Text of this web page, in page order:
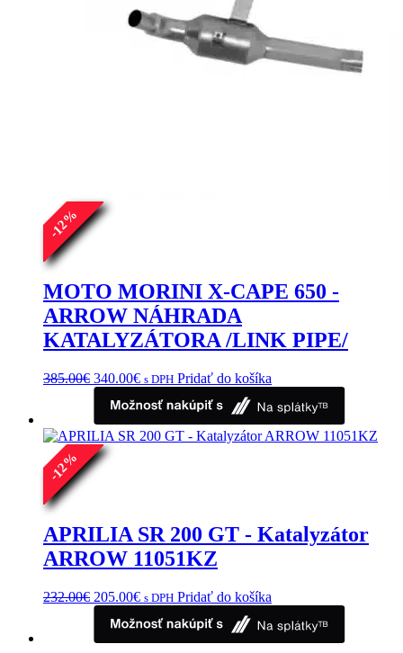
-
12
%
MOTO MORINI X-CAPE 650 -
ARROW NÁHRADA
KATALYZÁTORA /LINK PIPE/
385.00€ Pôvodná
cena
bola:
385.00€.
340.00€Aktuálna
je:
340.00€.
s DPH Pridať do košíka
-
12
%
APRILIA SR 200 GT - Katalyzátor
ARROW 11051KZ
232.00€ Pôvodná
cena
bola:
232.00€.
205.00€Aktuálna
je:
205.00€.
s DPH Pridať do košíka